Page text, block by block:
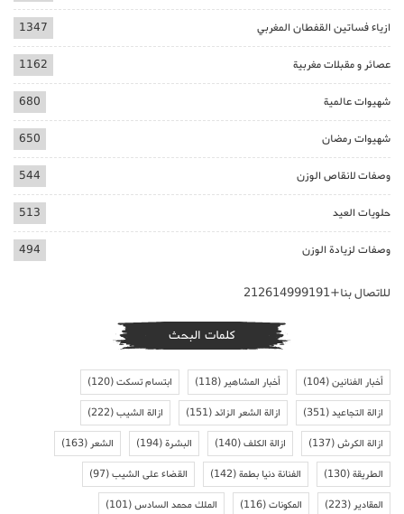
ازياء فساتين القفطان المغربي 1347
عصائر و مقبلات مغربية 1162
شهيوات عالمية 680
شهيوات رمضان 650
وصفات لانقاص الوزن 544
حلويات العيد 513
وصفات لزيادة الوزن 494
للاتصال بنا+212614999191
كلمات البحث
أخبار الفنانين(104) أخبار المشاهير(118) ابتسام تسكت(120)
ازالة التجاعيد(351) ازالة الشعر الزائد(151) ازالة الشيب(222)
ازالة الكرش(137) ازالة الكلف(140) البشرة(194) الشعر(163)
الطريقة(130) الفنانة دنيا بطمة(142) القضاء على الشيب(97)
المقادير(223) المكونات(116) الملك محمد السادس(101)